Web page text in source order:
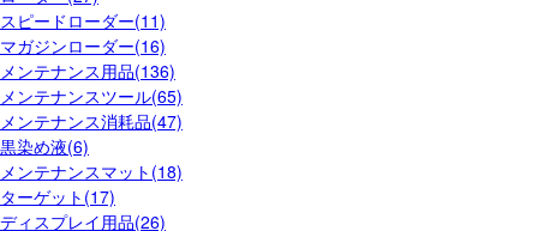
スピードローダー(11)
マガジンローダー(16)
メンテナンス用品(136)
メンテナンスツール(65)
メンテナンス消耗品(47)
黒染め液(6)
メンテナンスマット(18)
ターゲット(17)
ディスプレイ用品(26)